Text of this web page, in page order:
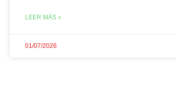
LEER MÁS »
01/07/2026